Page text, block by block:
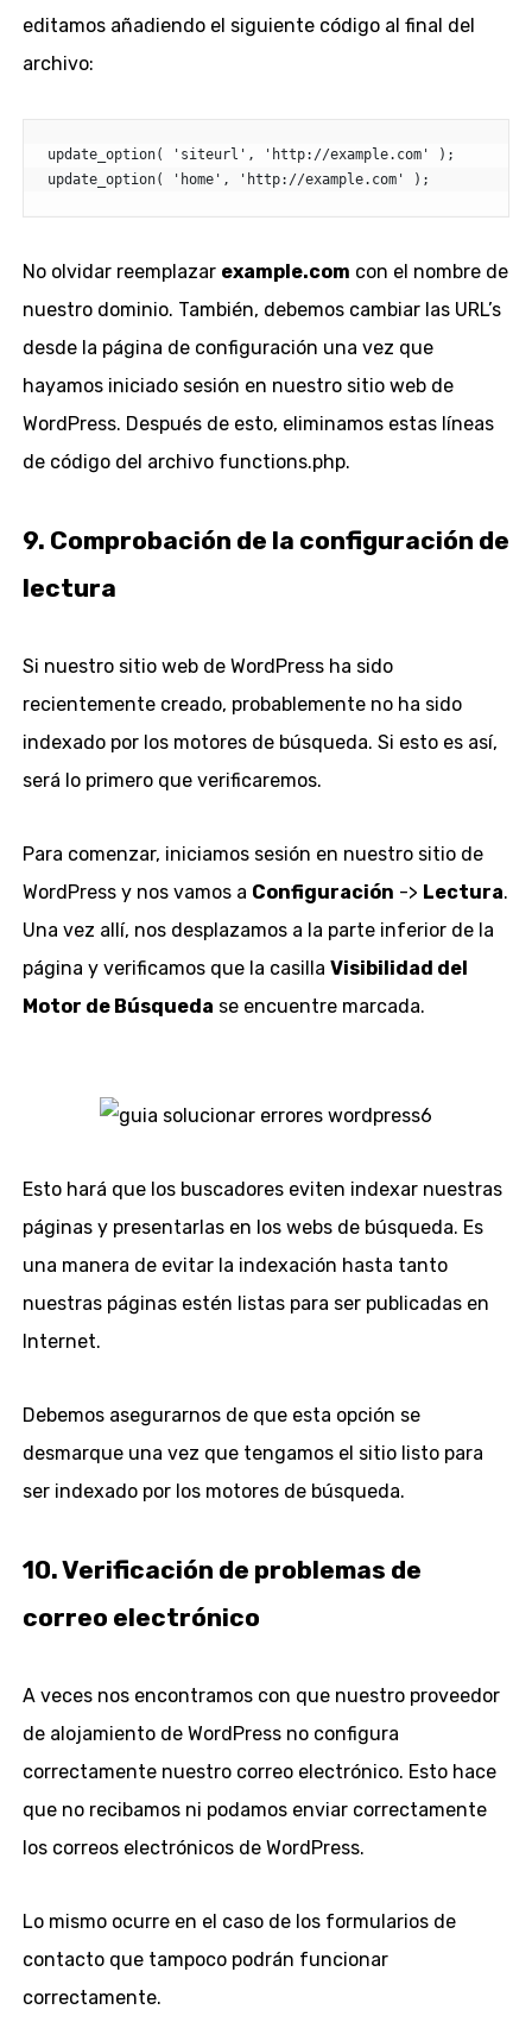
editamos añadiendo el siguiente código al final del
archivo:
update_option( 'siteurl', 'http://example.com' );
update_option( 'home', 'http://example.com' );
No olvidar reemplazar example.com con el nombre de
nuestro dominio. También, debemos cambiar las URL’s
desde la página de configuración una vez que
hayamos iniciado sesión en nuestro sitio web de
WordPress. Después de esto, eliminamos estas líneas
de código del archivo functions.php.
9. Comprobación de la configuración de
lectura
Si nuestro sitio web de WordPress ha sido
recientemente creado, probablemente no ha sido
indexado por los motores de búsqueda. Si esto es así,
será lo primero que verificaremos.
Para comenzar, iniciamos sesión en nuestro sitio de
WordPress y nos vamos a Configuración -> Lectura.
Una vez allí, nos desplazamos a la parte inferior de la
página y verificamos que la casilla Visibilidad del
Motor de Búsqueda se encuentre marcada.
Esto hará que los buscadores eviten indexar nuestras
páginas y presentarlas en los webs de búsqueda. Es
una manera de evitar la indexación hasta tanto
nuestras páginas estén listas para ser publicadas en
Internet.
Debemos asegurarnos de que esta opción se
desmarque una vez que tengamos el sitio listo para
ser indexado por los motores de búsqueda.
10. Verificación de problemas de
correo electrónico
A veces nos encontramos con que nuestro proveedor
de alojamiento de WordPress no configura
correctamente nuestro correo electrónico. Esto hace
que no recibamos ni podamos enviar correctamente
los correos electrónicos de WordPress.
Lo mismo ocurre en el caso de los formularios de
contacto que tampoco podrán funcionar
correctamente.